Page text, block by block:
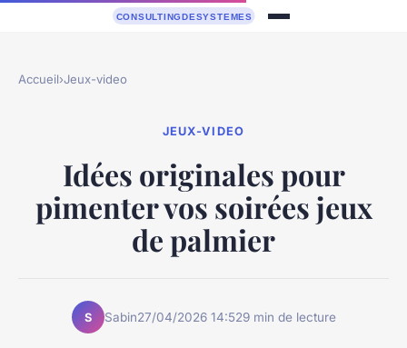
Accueil›Jeux-video
JEUX-VIDEO
Idées originales pour
pimenter vos soirées jeux
de palmier
S Sabin27/04/2026 14:529 min de lecture